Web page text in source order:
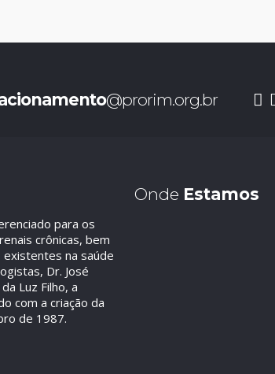
@prorim.org.br
para os
crônicas, bem
na saúde
Dr. José
Luz Filho, a
com a criação da
de 1987.
Onde Estamos